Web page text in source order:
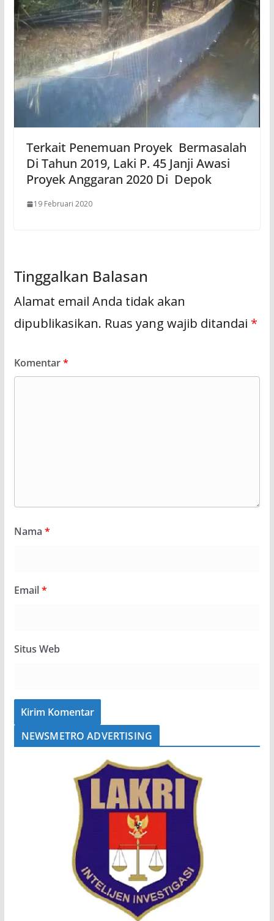
Terkait Penemuan Proyek Bermasalah
Di Tahun 2019, Laki P. 45 Janji Awasi
Proyek Anggaran 2020 Di Depok
19 Februari 2020
Tinggalkan Balasan
Alamat email Anda tidak akan
dipublikasikan. Ruas yang wajib ditandai *
Komentar*
Nama *
Email*
Situs Web
NEWSMETRO ADVERTISING